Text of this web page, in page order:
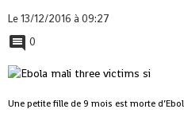
Le 13/12/2016 à 09:27
0
Une petite fille de 9 mois est morte